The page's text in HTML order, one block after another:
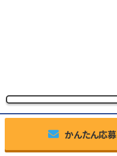
かんたん応募